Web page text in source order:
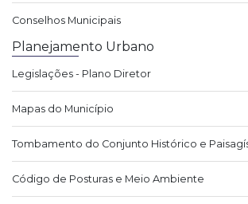
Conselhos Municipais
Planejamento Urbano
Legislações - Plano Diretor
Mapas do Município
Tombamento do Conjunto Histórico e
Código de Posturas e Meio Ambiente